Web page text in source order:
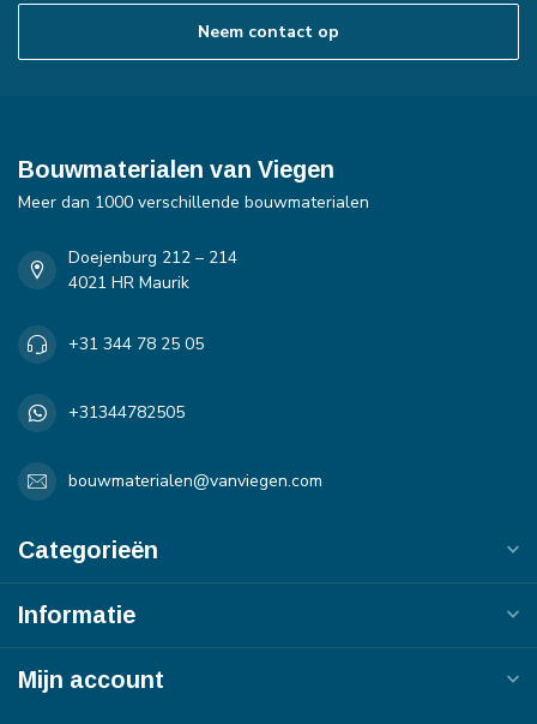
Neem contact op
Bouwmaterialen van Viegen
Meer dan 1000 verschillende bouwmaterialen
Doejenburg 212 – 214
4021 HR Maurik
+31 344 78 25 05
+31344782505
bouwmaterialen@vanviegen.com
Categorieën
Informatie
Mijn account